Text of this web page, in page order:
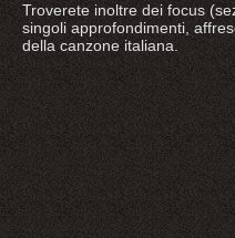
Troverete inoltre dei focus
singoli approfondimenti,
della canzone italiana.